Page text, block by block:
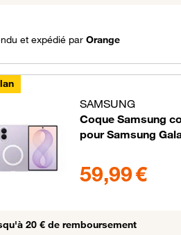
et expédié parOrange
SAMSUNG
Coque Samsung
pour Samsung
59,99 €
20 € de remboursement